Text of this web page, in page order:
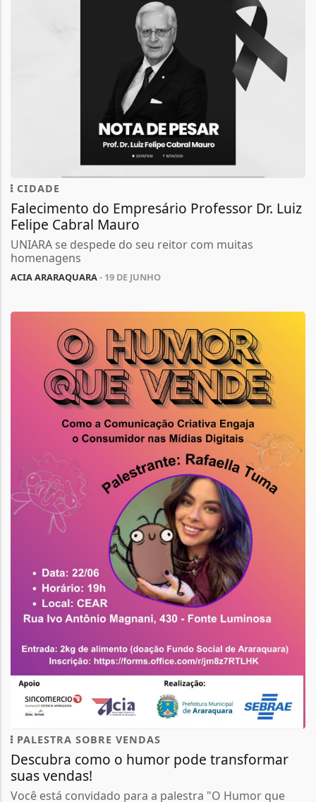
CIDADE
Falecimento do Empresário Professor Dr. Luiz
Felipe Cabral Mauro
UNIARA se despede do seu reitor com muitas
homenagens
ACIA ARARAQUARA- 19 DE JUNHO
PALESTRA SOBRE VENDAS
Descubra como o humor pode transformar
suas vendas!
Você está convidado para a palestra "O Humor que